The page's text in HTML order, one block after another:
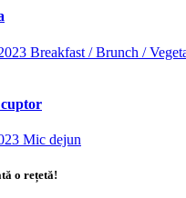
Breakfast / Brunch /
Mic dejun
o rețetă!